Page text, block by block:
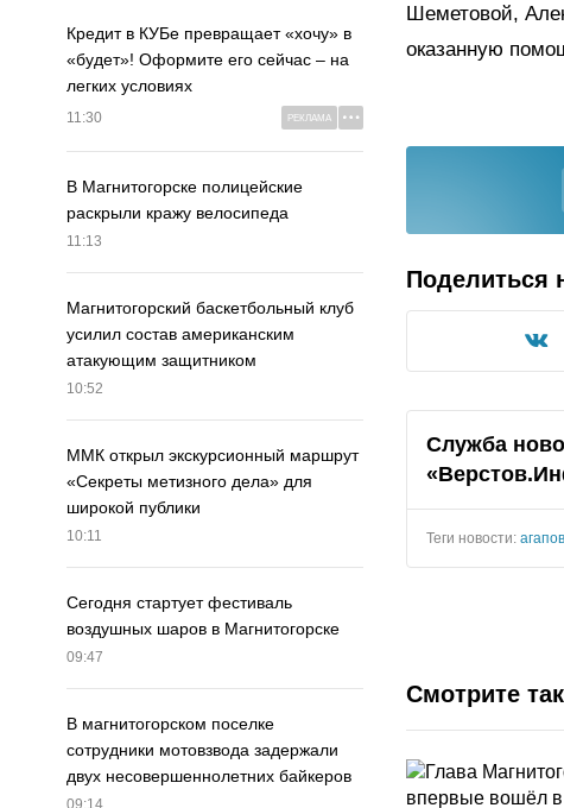
Кредит в КУБе превращает «хочу» в
«будет»! Оформите его сейчас – на
легких условиях
11:30 РЕКЛАМА
В Магнитогорске полицейские
раскрыли кражу велосипеда
11:13
Магнитогорский баскетбольный клуб
усилил состав американским
атакующим защитником
10:52
ММК открыл экскурсионный маршрут
«Секреты метизного дела» для
широкой публики
10:11
Сегодня стартует фестиваль
воздушных шаров в Магнитогорске
09:47
В магнитогорском поселке
сотрудники мотовзвода задержали
двух несовершеннолетних байкеров
Шеметовой,
оказанную
Поделиться
Служба
Теги новости:
Смотрите